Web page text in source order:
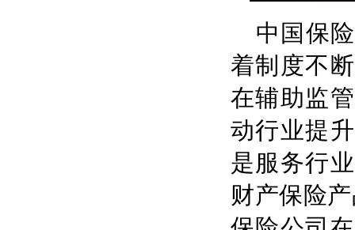
中国保
着制度不
在辅助监
动行业提
是服务行
财产保险